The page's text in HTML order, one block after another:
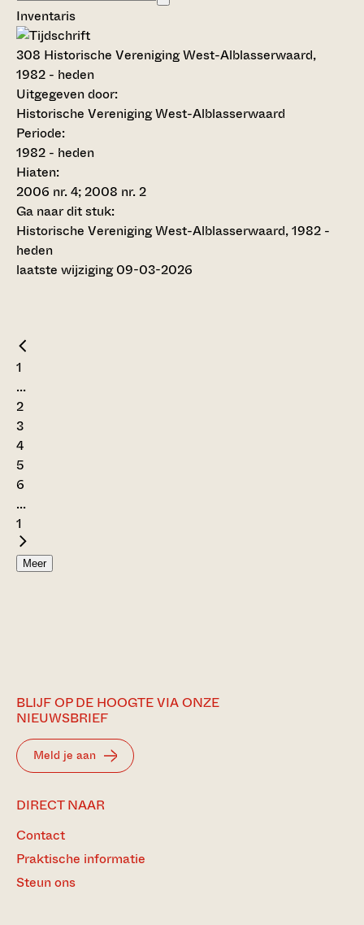
Inventaris
308 Historische Vereniging West-Alblasserwaard,
1982 - heden
Uitgegeven door:
Historische Vereniging West-Alblasserwaard
Periode:
1982 - heden
Hiaten:
2006 nr. 4; 2008 nr. 2
Ga naar dit stuk:
Historische Vereniging West-Alblasserwaard, 1982 -
heden
laatste wijziging 09-03-2026
1
...
2
3
4
5
6
...
1
Meer
BLIJF OP DE HOOGTE VIA ONZE
NIEUWSBRIEF
Meld je aan
DIRECT NAAR
Contact
Praktische informatie
Steun ons